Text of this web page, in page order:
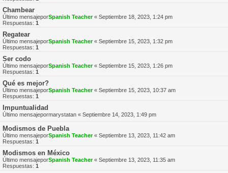
Chambear
Último mensajeporSpanish Teacher« Septiembre 18, 2023, 1:24 pm
Respuestas: 1
Regatear
Último mensajeporSpanish Teacher« Septiembre 15, 2023, 1:32 pm
Respuestas: 1
Ser codo
Último mensajeporSpanish Teacher« Septiembre 15, 2023, 1:26 pm
Respuestas: 1
Qué es mejor?
Último mensajeporSpanish Teacher« Septiembre 15, 2023, 10:37 am
Respuestas: 1
Impuntualidad
Último mensajepormarystatan « Septiembre 14, 2023, 1:49 pm
Modismos de Puebla
Último mensajeporSpanish Teacher« Septiembre 13, 2023, 11:42 am
Respuestas: 1
Modismos en México
Último mensajeporSpanish Teacher« Septiembre 13, 2023, 11:35 am
Respuestas: 1